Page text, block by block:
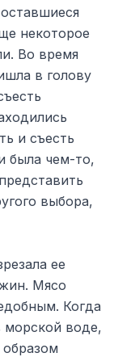
некоторое
Во время
в голову
и съесть
была чем-то,
выбора,
ее
Мясо
Когда
воде,